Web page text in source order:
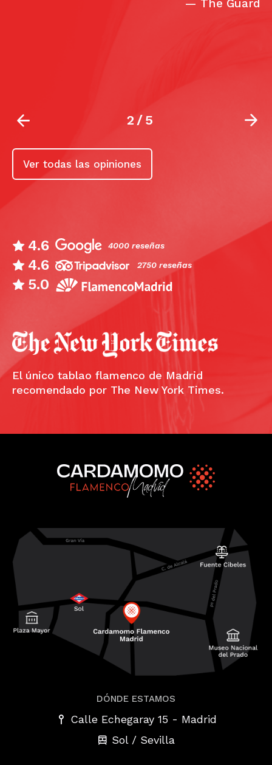
2/5
Ver todas las opiniones
4.6 4000 reseñas
4.6 2750 reseñas
5.0
El único tablao flamenco de Madrid
recomendado por The New York Times.
DÓNDE ESTAMOS
Calle Echegaray 15 - Madrid
Sol / Sevilla